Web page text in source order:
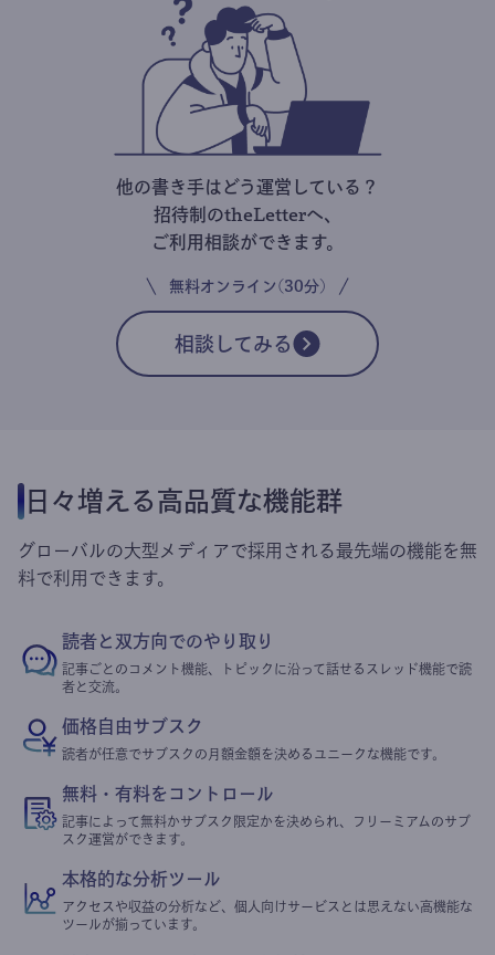
他の書き手はどう運営している？
招待制のtheLetterへ、
ご利用相談ができます。
無料オンライン(30分)
相談してみる
日々増える高品質な機能群
グローバルの大型メディアで採用される最先端の機能を無
料で利用できます。
読者と双方向でのやり取り
記事ごとのコメント機能、トピックに沿って話せるスレッド機能で読
者と交流。
価格自由サブスク
読者が任意でサブスクの月額金額を決めるユニークな機能です。
無料・有料をコントロール
記事によって無料かサブスク限定かを決められ、フリーミアムのサブ
スク運営ができます。
本格的な分析ツール
アクセスや収益の分析など、個人向けサービスとは思えない高機能な
ツールが揃っています。